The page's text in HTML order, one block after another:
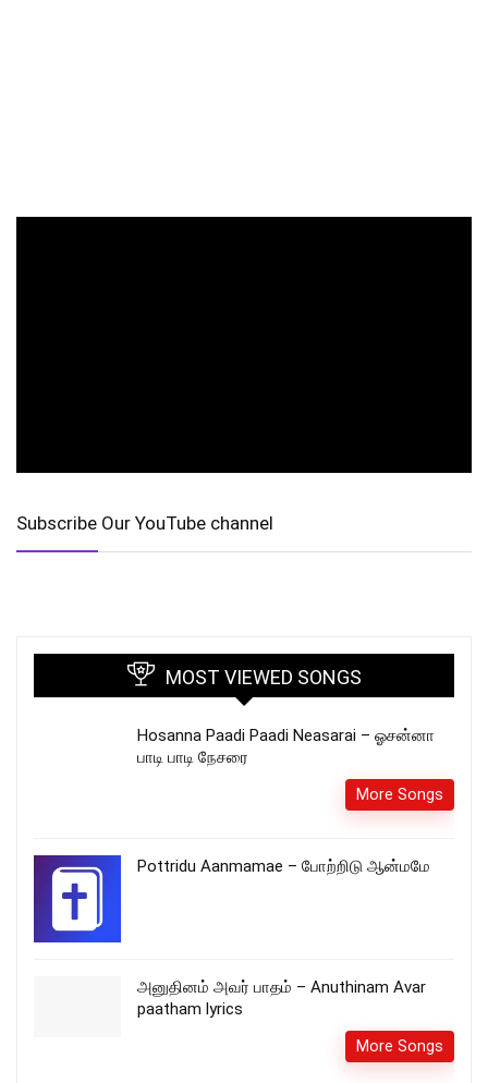
Subscribe Our YouTube channel
MOST VIEWED SONGS
Hosanna Paadi Paadi Neasarai – ஓசன்னா
பாடி பாடி நேசரை
More Songs
Pottridu Aanmamae – போற்றிடு ஆன்மமே
அனுதினம் அவர் பாதம் – Anuthinam Avar
paatham lyrics
More Songs